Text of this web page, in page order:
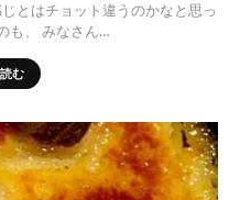
とはチョット違うのかなと思っ
も、 みなさん…
む